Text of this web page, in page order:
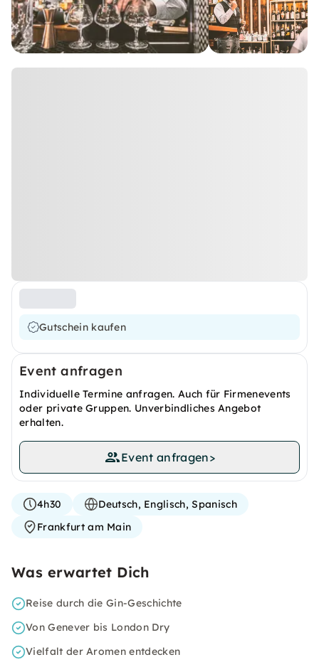
Gutschein kaufen
Event anfragen
Individuelle Termine anfragen. Auch für Firmenevents
oder private Gruppen. Unverbindliches Angebot
erhalten.
Event anfragen>
4h30
Deutsch, Englisch, Spanisch
Frankfurt am Main
Was erwartet Dich
Reise durch die Gin-Geschichte
Von Genever bis London Dry
Vielfalt der Aromen entdecken